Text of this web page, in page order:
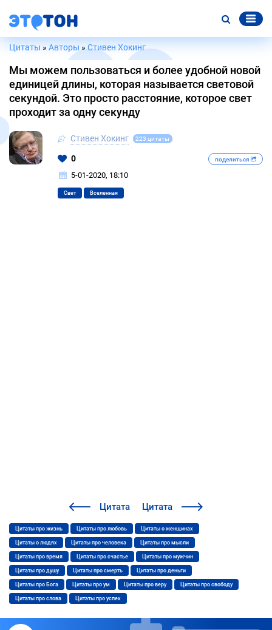
Цитаты » Авторы »Стивен Хокинг
Мы можем пользоваться и более удобной новой
единицей длины, которая называется световой
секундой. Это просто расстояние, которое свет
проходит за одну секунду
Стивен Хокинг 223 цитаты
0 поделиться
5-01-2020, 18:10
Свет Вселенная
Цитата Цитата
Цитаты про жизнь Цитаты про любовь Цитаты о женщинах
Цитаты о людях Цитаты про человека Цитаты про мысли
Цитаты про время Цитаты про счастье Цитаты про мужчин
Цитаты про душу Цитаты про смерть Цитаты про деньги
Цитаты про Бога Цитаты про ум Цитаты про веру Цитаты про свободу
Цитаты про слова Цитаты про успех